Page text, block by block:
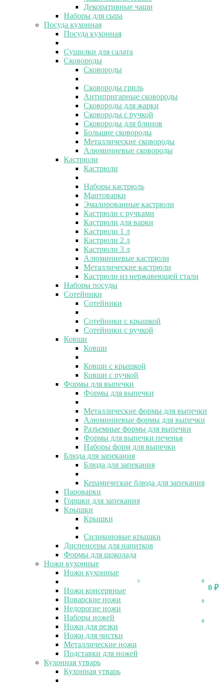
0
0 ₽
0
0
0
Декоративные чаши
Наборы для сыра
Посуда кухонная
Посуда кухонная
Сушилки для салата
Сковороды
Сковороды
Сковороды гриль
Антипригарные сковороды
Сковороды для жарки
Сковороды с ручкой
Сковороды для блинов
Большие сковороды
Металлические сковороды
Алюминиевые сковороды
Кастрюли
Кастрюли
Наборы кастрюль
Мантоварки
Эмалированные кастрюли
Кастрюли с ручками
Кастрюли для варки
Кастрюли 1 л
Кастрюли 2 л
Кастрюли 3 л
Алюминиевые кастрюли
Металлические кастрюли
Кастрюли из нержавеющей стали
Наборы посуды
Сотейники
Сотейники
Сотейники с крышкой
Сотейники с ручкой
Ковши
Ковши
Ковши с крышкой
Ковши с ручкой
Формы для выпечки
Формы для выпечки
Металлические формы для выпечки
Алюминиевые формы для выпечки
Разъемные формы для выпечки
Формы для выпечки печенья
Наборы форм для выпечки
Блюда для запекания
Блюда для запекания
Керамические блюда для запекания
Пароварки
Горшки для запекания
Крышки
Крышки
Силиконовые крышки
Диспенсеры для напитков
Формы для шоколада
Ножи кухонные
Ножи кухонные
Ножи консервные
Поварские ножи
Недорогие ножи
Наборы ножей
Ножи для резки
Ножи для чистки
Металлические ножи
Подставки для ножей
Кухонная утварь
Кухонная утварь